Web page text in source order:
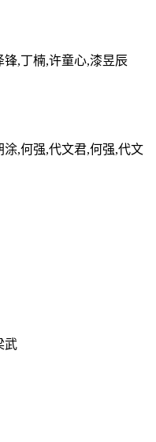
锋,丁楠,许童心,漆昱辰
,何强,代文君,何强,代文
武